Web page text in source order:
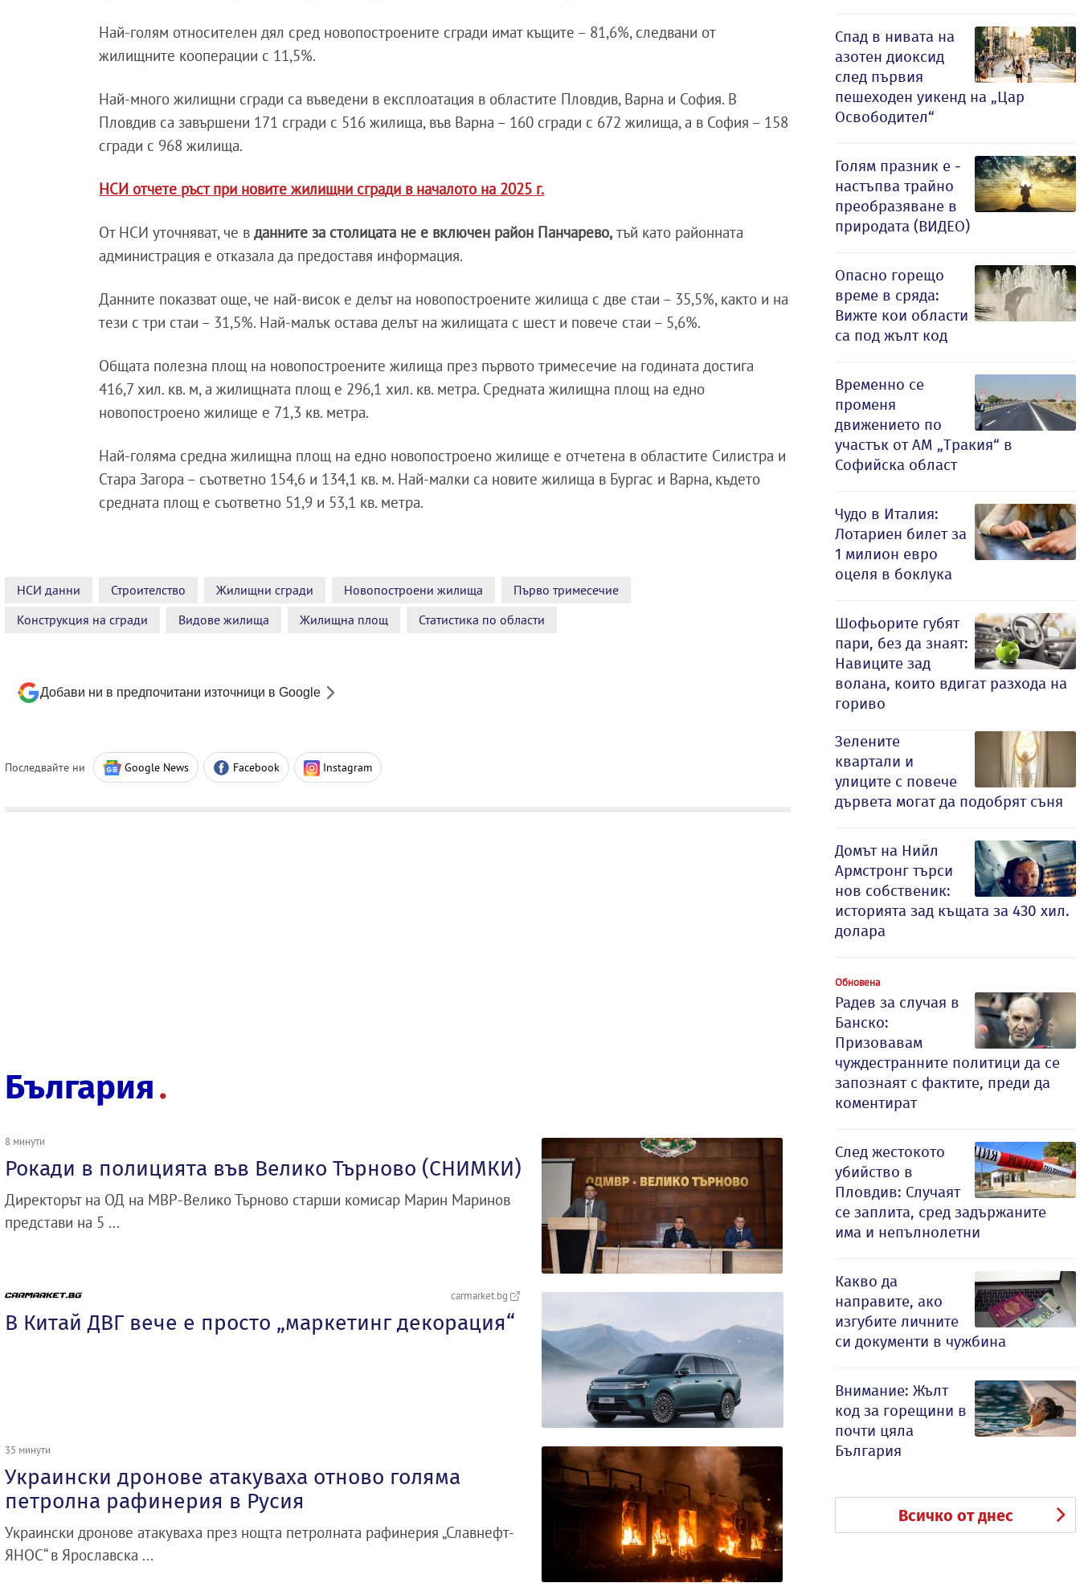
Най-голям относителен дял сред новопостроените сгради имат къщите – 81,6%, следвани от
жилищните кооперации с 11,5%.
Най-много жилищни сгради са въведени в експлоатация в областите Пловдив, Варна и София. В
Пловдив са завършени 171 сгради с 516 жилища, във Варна – 160 сгради с 672 жилища, а в София – 158
сгради с 968 жилища.
НСИ отчете ръст при новите жилищни сгради в началото на 2025 г.
От НСИ уточняват, че в данните за столицата не е включен район Панчарево, тъй като районната
администрация е отказала да предоставя информация.
Данните показват още, че най-висок е делът на новопостроените жилища с две стаи – 35,5%, както и на
тези с три стаи – 31,5%. Най-малък остава делът на жилищата с шест и повече стаи – 5,6%.
Общата полезна площ на новопостроените жилища през първото тримесечие на годината достига
416,7 хил. кв. м, а жилищната площ е 296,1 хил. кв. метра. Средната жилищна площ на едно
новопостроено жилище е 71,3 кв. метра.
Най-голяма средна жилищна площ на едно новопостроено жилище е отчетена в областите Силистра и
Стара Загора – съответно 154,6 и 134,1 кв. м. Най-малки са новите жилища в Бургас и Варна, където
средната площ е съответно 51,9 и 53,1 кв. метра.
НСИ данни Строителство Жилищни сгради Новопостроени жилища
Първо тримесечие
Конструкция на сгради
Видове жилища Жилищна площ Статистика по области
Добави ни в предпочитани източници в Google
Последвайте ни Google News Facebook Instagram
България
8 минути
Рокади в полицията във Велико Търново (СНИМКИ)
Директорът на ОД на МВР-Велико Търново старши комисар Марин Маринов
представи на 5 ...
carmarket.bg
В Китай ДВГ вече е просто „маркетинг декорация“
35 минути
Украински дронове атакуваха отново голяма
петролна рафинерия в Русия
Украински дронове атакуваха през нощта петролната рафинерия „Славнефт-
ЯНОС“ в Ярославска ...
Спад в нивата на
азотен диоксид
след първия
пешеходен уикенд на „Цар
Освободител“
Голям празник е -
настъпва трайно
преобразяване в
природата (ВИДЕО)
Опасно горещо
време в сряда:
Вижте кои области
са под жълт код
Временно се
променя
движението по
участък от АМ „Тракия“ в
Софийска област
Чудо в Италия:
Лотариен билет за
1 милион евро
оцеля в боклука
Шофьорите губят
пари, без да знаят:
Навиците зад
волана, които вдигат разхода на
гориво
Зелените
квартали и
улиците с повече
дървета могат да подобрят съня
Домът на Нийл
Армстронг търси
нов собственик:
историята зад къщата за 430 хил.
долара
Обновена
Радев за случая в
Банско:
Призовавам
чуждестранните политици да се
запознаят с фактите, преди да
коментират
След жестокото
убийство в
Пловдив: Случаят
се заплита, сред задържаните
има и непълнолетни
Какво да
направите, ако
изгубите личните
си документи в чужбина
Внимание: Жълт
код за горещини в
почти цяла
България
Всичко от днес